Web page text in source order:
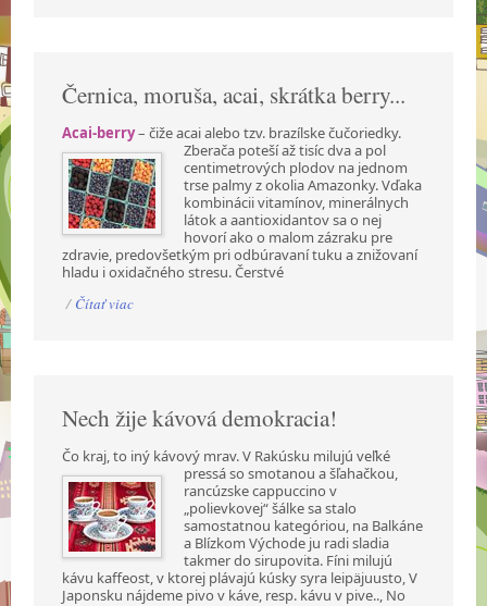
Černica, moruša, acai, skrátka berry...
Acai-berry– čiže acai alebo tzv. brazílske čučoriedky.
Zberača poteší až tisíc dva a pol
centimetrových plodov na jednom
trse palmy z okolia Amazonky. Vďaka
kombinácii vitamínov, minerálnych
látok a aantioxidantov sa o nej
hovorí ako o malom zázraku pre
zdravie, predovšetkým pri odbúravaní tuku a znižovaní
hladu i oxidačného stresu. Čerstvé
/ Čítať viac
Nech žije kávová demokracia!
Čo kraj, to iný kávový mrav. V Rakúsku milujú veľké
pressá so smotanou a šľahačkou,
rancúzske cappuccino v
„polievkovej“ šálke sa stalo
samostatnou kategóriou, na Balkáne
a Blízkom Východe ju radi sladia
takmer do sirupovita. Fíni milujú
kávu kaffeost, v ktorej plávajú kúsky syra leipäjuusto, V
Japonsku nájdeme pivo v káve, resp. kávu v pive.., No